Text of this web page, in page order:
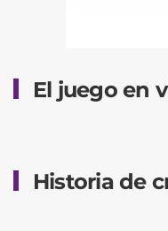
El juego en
Historia de